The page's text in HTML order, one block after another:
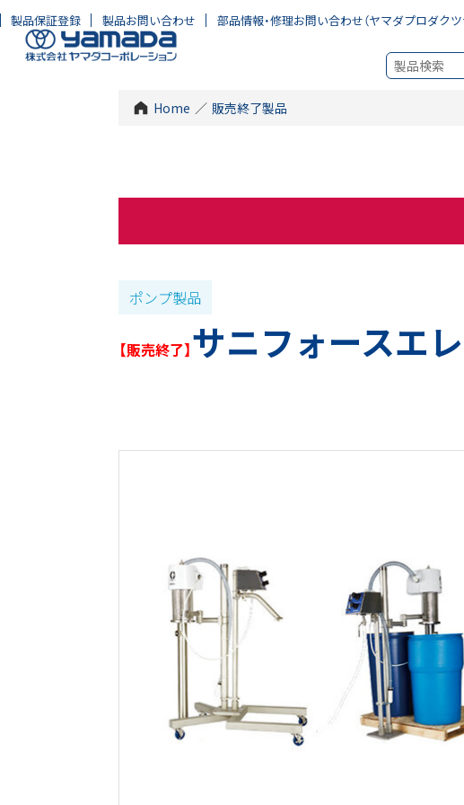
製品保証登録 製品お問い合わせ 部品情報・修理お問い合わせ（ヤマダプロダクツ
Home ／ 販売終了製品
ポンプ製品
【販売終了】サニフォースエ